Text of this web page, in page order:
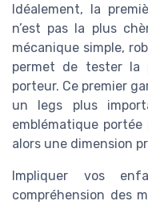
Idéalement, la
n’est pas la plus
mécanique simple,
permet de tester
porteur. Ce premier
un legs plus
emblématique
alors une dimension
Impliquer vos
compréhension des